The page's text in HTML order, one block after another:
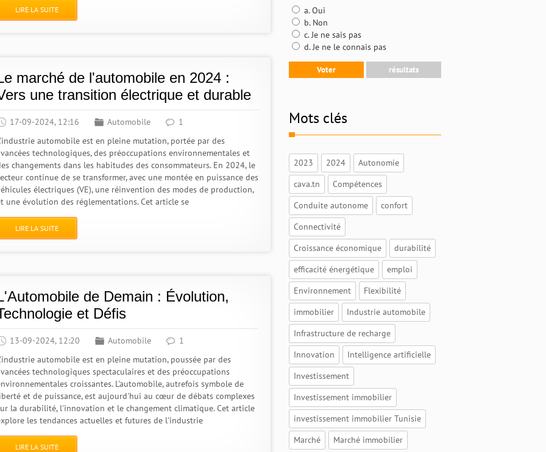
LIRE LA SUITE
marché de l'automobile en 2024 :
une transition électrique et durable
17-09-2024, 12:16 Automobile
1
automobile est en pleine mutation, portée par des
technologiques, des préoccupations environnementales et
changements dans les habitudes des consommateurs. En 2024, le
continue de se transformer, avec une montée en puissance des
électriques (VE), une réinvention des modes de production,
une évolution des réglementations. Cet article se
LIRE LA SUITE
de Demain : Évolution,
et Défis
13-09-2024, 12:20 Automobile
1
automobile est en pleine mutation, poussée par des
technologiques spectaculaires et des préoccupations
croissantes. L'automobile, autrefois symbole de
et de puissance, est aujourd'hui au cœur de débats complexes
la durabilité, l'innovation et le changement climatique. Cet article
les tendances actuelles et futures de l'industrie
LIRE LA SUITE
a. Oui
b. Non
c. Je ne sais pas
d. Je ne le connais pas
Mots clés
2023 2024
Autonomie
cava.tn
Compétences
Conduite autonome
confort
Connectivité
Croissance économique
durabilité
efficacité énergétique
emploi
Environnement
Flexibilité
immobilier
Industrie automobile
Infrastructure de recharge
Innovation
Intelligence artificielle
Investissement
Investissement immobilier
investissement immobilier Tunisie
Marché
Marché immobilier